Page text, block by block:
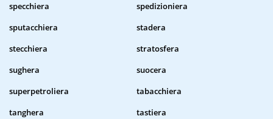
specchiera
spedizioniera
sputacchiera
stadera
stecchiera
stratosfera
sughera
suocera
superpetroliera
tabacchiera
tanghera
tastiera